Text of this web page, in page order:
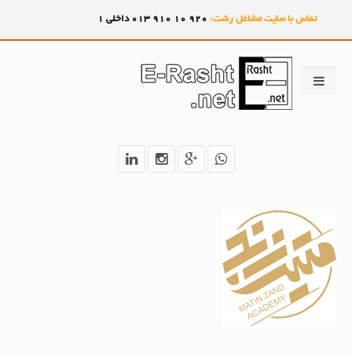
تماس با سایت مشاغل رشت: 920
10
910 013 داخلی 1